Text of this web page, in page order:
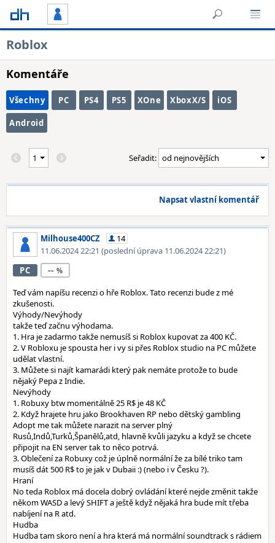
Roblox
Komentáře
Všechny PC PS4 PS5 XOne XboxX/S iOS
Android
Seřadit:
Napsat vlastní komentář
Milhouse400CZ
14
11.06.2024 22:21 (poslední úprava 11.06.2024 22:21)
PC
--
Teď vám napíšu recenzi o hře Roblox. Tato recenzi bude z mé
zkušenosti.
Výhody/Nevýhody
takže teď začnu výhodama.
1. Hra je zadarmo takže nemusíš si Roblox kupovat za 400 KČ.
2. V Robloxu je spousta her i vy si přes Roblox studio na PC můžete
udělat vlastní.
3. Můžete si najít kamarádi který pak nemáte protože to bude
nějaký Pepa z Indie.
Nevýhody
1. Robuxy btw momentálně 25 R$ je 48 KČ
2. Když hrajete hru jako Brookhaven RP nebo dětský gambling
Adopt me tak můžete narazit na server plný
Rusů,Indů,Turků,Španělů,atd, hlavně kvůli jazyku a když se chcete
připojit na EN server tak to něco potrvá.
3. Oblečení za Robuxy což je úplně normální že za bílé triko tam
musíš dát 500 R$ to je jak v Dubaii :) (nebo i v Česku ?).
Hraní
No teda Roblox má docela dobrý ovládání které nejde změnit takže
někom WASD a levý SHIFT a ještě když nějaká hra bude mít třeba
nabíjení na R atd.
Hudba
Hudba tam skoro není a hra která má normální soundtrack s rádiem